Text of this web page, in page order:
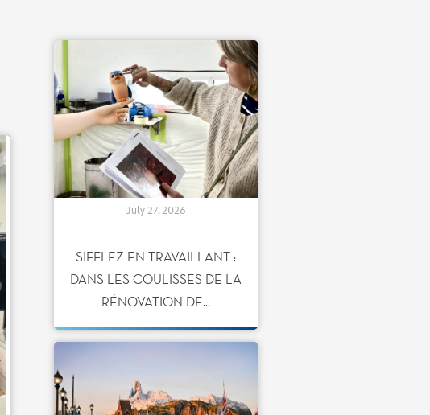
July 27, 2026
SIFFLEZ EN TRAVAILLANT :
DANS LES COULISSES DE LA
RÉNOVATION DE...